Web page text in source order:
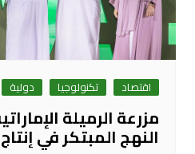
اقتصاد تكنولوجيا دولية
مزرعة الرميلة
النهج المبتكر في